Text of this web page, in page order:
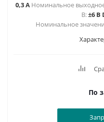
0,3 A Номинальное
В:±6 В
Номинальное
По